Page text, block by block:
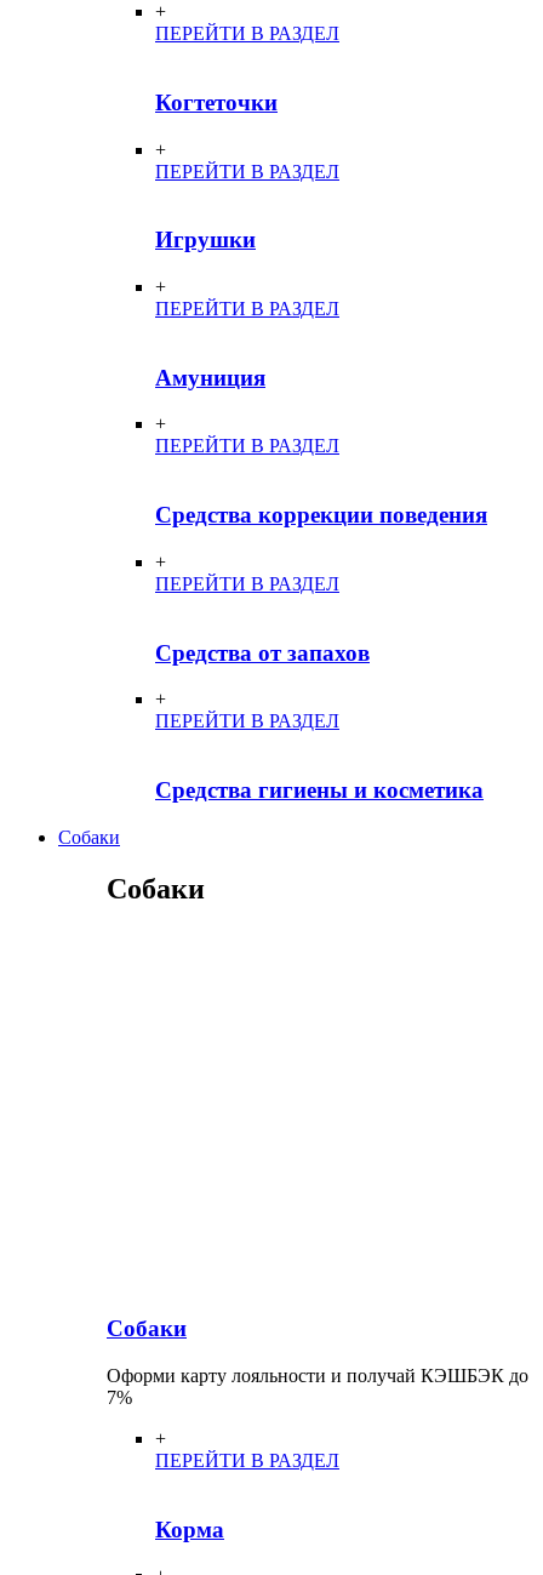
+
ПЕРЕЙТИ В РАЗДЕЛ
Когтеточки
+
ПЕРЕЙТИ В РАЗДЕЛ
Игрушки
+
ПЕРЕЙТИ В РАЗДЕЛ
Амуниция
+
ПЕРЕЙТИ В РАЗДЕЛ
Средства коррекции поведения
+
ПЕРЕЙТИ В РАЗДЕЛ
Средства от запахов
+
ПЕРЕЙТИ В РАЗДЕЛ
Средства гигиены и косметика
Собаки
Собаки
Собаки
Оформи карту лояльности и получай КЭШБЭК до
7%
+
ПЕРЕЙТИ В РАЗДЕЛ
Корма